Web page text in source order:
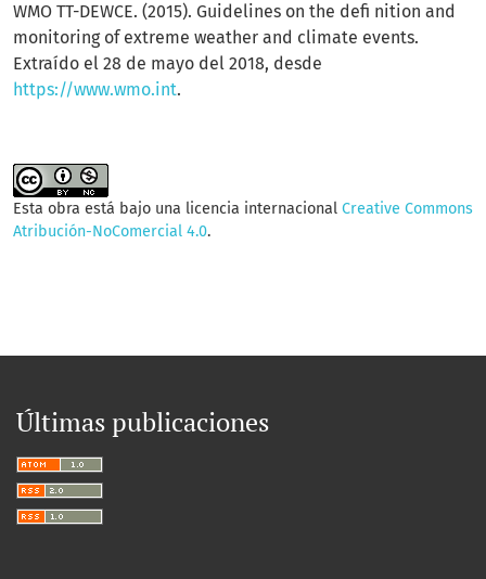
WMO TT-DEWCE. (2015). Guidelines on the defi nition and
monitoring of extreme weather and climate events.
Extraído el 28 de mayo del 2018, desde
https://www.wmo.int.
Esta obra está bajo una licencia internacional Creative Commons
Atribución-NoComercial 4.0.
Últimas publicaciones